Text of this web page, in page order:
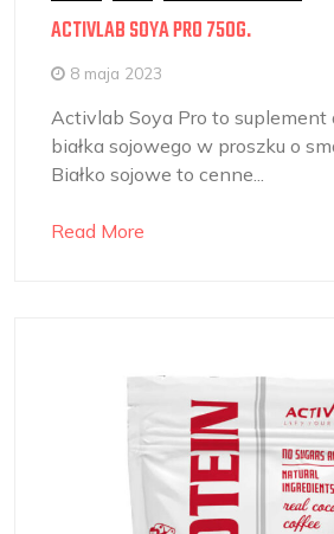
ACTIVLAB SOYA PRO 750G.
8 maja 2023
Activlab Soya Pro to
białka sojowego w proszku o
Białko sojowe to cenne...
Read More